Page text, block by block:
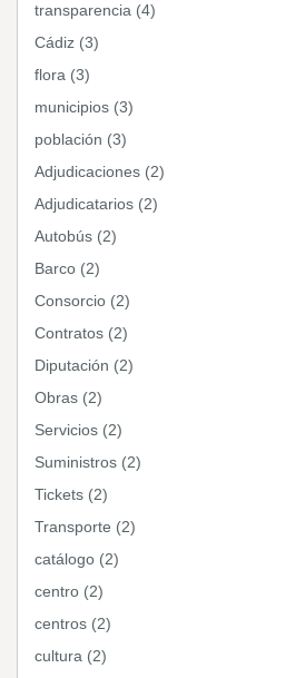
transparencia (4)
Cádiz (3)
flora (3)
municipios (3)
población (3)
Adjudicaciones (2)
Adjudicatarios (2)
Autobús (2)
Barco (2)
Consorcio (2)
Contratos (2)
Diputación (2)
Obras (2)
Servicios (2)
Suministros (2)
Tickets (2)
Transporte (2)
catálogo (2)
centro (2)
centros (2)
cultura (2)